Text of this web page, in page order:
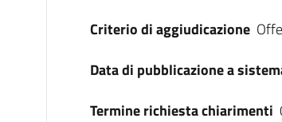
Criterio di aggiudicazione
Data di pubblicazione a
Termine richiesta chiarimenti